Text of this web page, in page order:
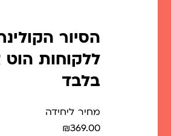
הסיור
ללקוחות הוט
בלבד
מחיר ליחידה
₪369.00